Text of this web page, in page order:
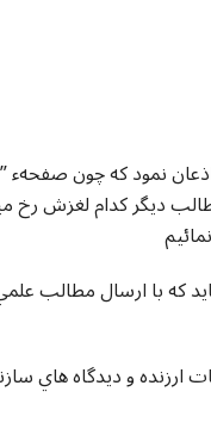
نمود که چون صفحهء
ديگر کدام لغزش
که با ارسال مطالب
ارزنده و ديدگاه هاي